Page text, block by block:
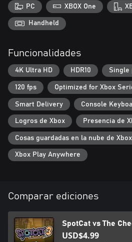
PC XBOX One
Handheld
Funcionalidades
4K Ultra HD HDR10 Single
120 fps Optimized for Xbox
Smart Delivery Console
Logros de Xbox Presencia de
Cosas guardadas en la nube de Xbox
Xbox Play Anywhere
Comparar ediciones
SpotCat vs The
USD$4.99